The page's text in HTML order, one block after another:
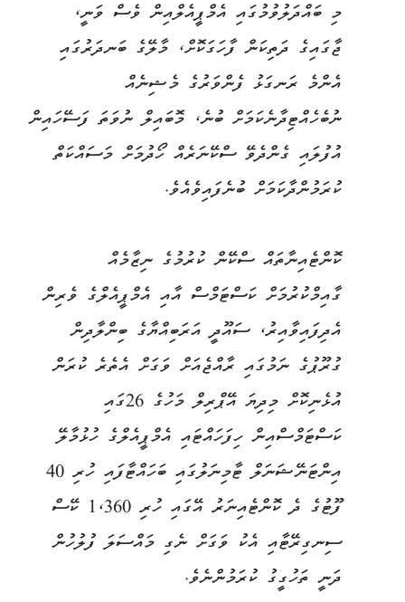
މި ބައްދަލުވުމުގައި އެމްޕީއެލްއިން ވެސް ވަނީ،
ޖާގައިގެ ދަތިކަން ފާހަގަކޮށް، މާލޭގެ ބަނދަރުގައި
އެންމެ ރަނގަޅު ފެންވަރުގެ މެޝިނެއް
ނުބެހެއްޓިދާނެކަމަށް ބުނެ، މޮބައިލް ނުވަތަ ފަސޭހައިން
އުފުލައި ގެންދެވޭ ސްކޭނަރެއް ހޯދުމަށް މަސައްކަތް
ކުރަމުންދާކަމަށް ބުނެފައިވެއެވެ.
ކޮންޓެއިނާތައް ސްކޭން ކުރުމުގެ ނިޒާމެއް
ގާއިމްކުރުމަށް ކަސްޓަމްސް އާއި އެމްޕީއެލްގެ ވެރިން
އެދިފައިވާއިރު، ސައޫދީ އަރަބިއްޔާގެ ބިންލާދިން
ގުރޫޕުގެ ނަމުގައި ރާއްޖެއަށް ވަގަށް އެތެރެ ކުރަން
އުޅެނިކޮށް މިދިޔަ އޭޕްރިލް މަހުގެ 26ގައި
ކަސްޓަމްސްއިން ހިފަހައްޓައި އެމްޕީއެލްގެ ހުޅުމާލޭ
އިންޓަނޭޝަނަލް ޓާމިނަލުގައި ބަހައްޓާފައި ހުރި 40
ފޫޓުގެ ދެ ކޮންޓެއިނަރު އޭގައި ހުރި 1،360 ކޭސް
ސިނގިރޭޓާއި އެކު ވަގަށް ނެގި މައްސަލަ ފުލުހުން
ދަނީ ތަހުގީގު ކުރަމުންނެވެ.